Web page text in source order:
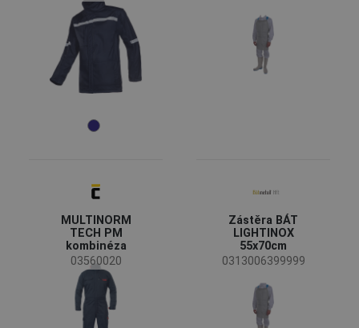
MULTINORM
TECH PM
kombinéza
03560020
Zástěra BÁT
LIGHTINOX
55x70cm
0313006399999